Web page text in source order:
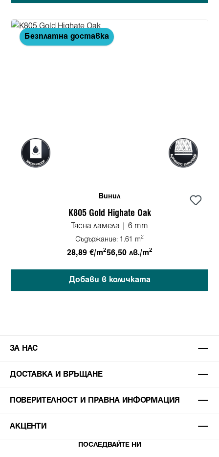
Безплатна доставка
Винил
K805 Gold Highate Oak
Тясна ламела | 6 mm
Съдържание: 1.61 m2
28,89 €/m256,50 лв./m2
Добави в количката
ЗА НАС
ДОСТАВКА И ВРЪЩАНЕ
ПОВЕРИТЕЛНОСТ И ПРАВНА ИНФОРМАЦИЯ
АКЦЕНТИ
ПОСЛЕДВАЙТЕ НИ